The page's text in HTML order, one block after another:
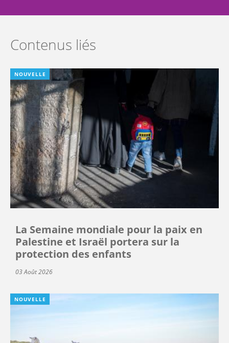
Contenus liés
NOUVELLE
La Semaine mondiale pour la paix en
Palestine et Israël portera sur la
protection des enfants
03 Août 2026
NOUVELLE